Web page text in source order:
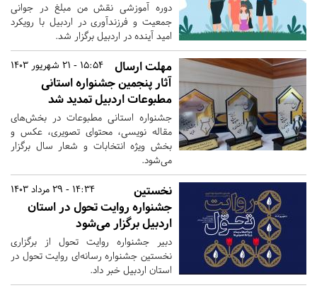
دوره آموزشی نقش من مبلغ در جوانی
جمعیت و فرزندآوری در اردبیل با رویکرد
امید آینده در اردبیل برگزار شد.
15:54 - 21 شهریور 1403
مهلت ارسال
آثار پنجمین جشنواره استانی
مطبوعات اردبیل تمدید شد
جشنواره استانی مطبوعات در بخش‌های
مقاله نویسی، محتوای تصویری، عکس و
بخش ویژه انتخابات و شعار سال برگزار
می‌شود.
14:34 - 29 مرداد 1403
نخستین
جشنواره روایت تحول در استان
اردبیل برگزار می‌شود
دبیر جشنواره روایت تحول از برگزاری
نخستین جشنواره رسانه‌ای روایت تحول در
استان اردبیل خبر داد.